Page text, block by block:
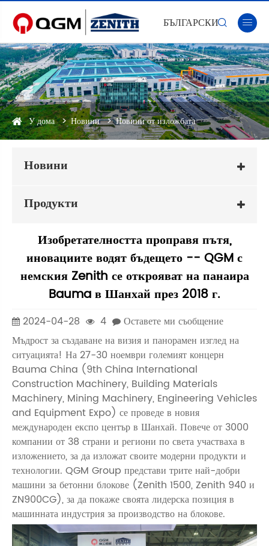
БЪЛГАРСКИ 
У дома Новини Новини от изложбата
Новини
Продукти
Изобретателността проправя пътя,
иновациите водят бъдещето -- QGM с
немския Zenith се открояват на панаира
Bauma в Шанхай през 2018 г.
2024-04-28 4
Оставете ми съобщение
Мъдрост за създаване на визия и панорамен изглед на
ситуацията! На 27-30 ноември големият концерн
Bauma China (9th China International
Construction Machinery, Building Materials
Machinery, Mining Machinery, Engineering Vehicles
and Equipment Expo) се проведе в новия
международен експо център в Шанхай. Повече от 3000
компании от 38 страни и региони по света участваха в
изложението, за да изложат своите модерни продукти и
технологии. QGM Group представи трите най-добри
машини за бетонни блокове (Zenith 1500, Zenith 940 и
ZN900CG), за да покаже своята лидерска позиция в
машинната индустрия за производство на блокове.